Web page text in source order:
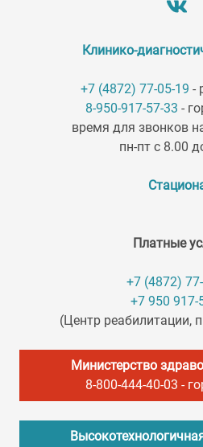
Клинико-
+7 (4872) 77-05-19 -
8-950-917-57-33 -
время для звонков
пн-пт с 8.00
Платные
+7 (4872)
+7 950 917-
(Центр реабилитации,
Министерство
8-800-444-40-03 -